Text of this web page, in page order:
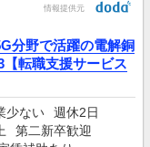
情報提供元
分野で活躍の電解銅
転職支援サービス
少ない
週休2日
第二新卒歓迎